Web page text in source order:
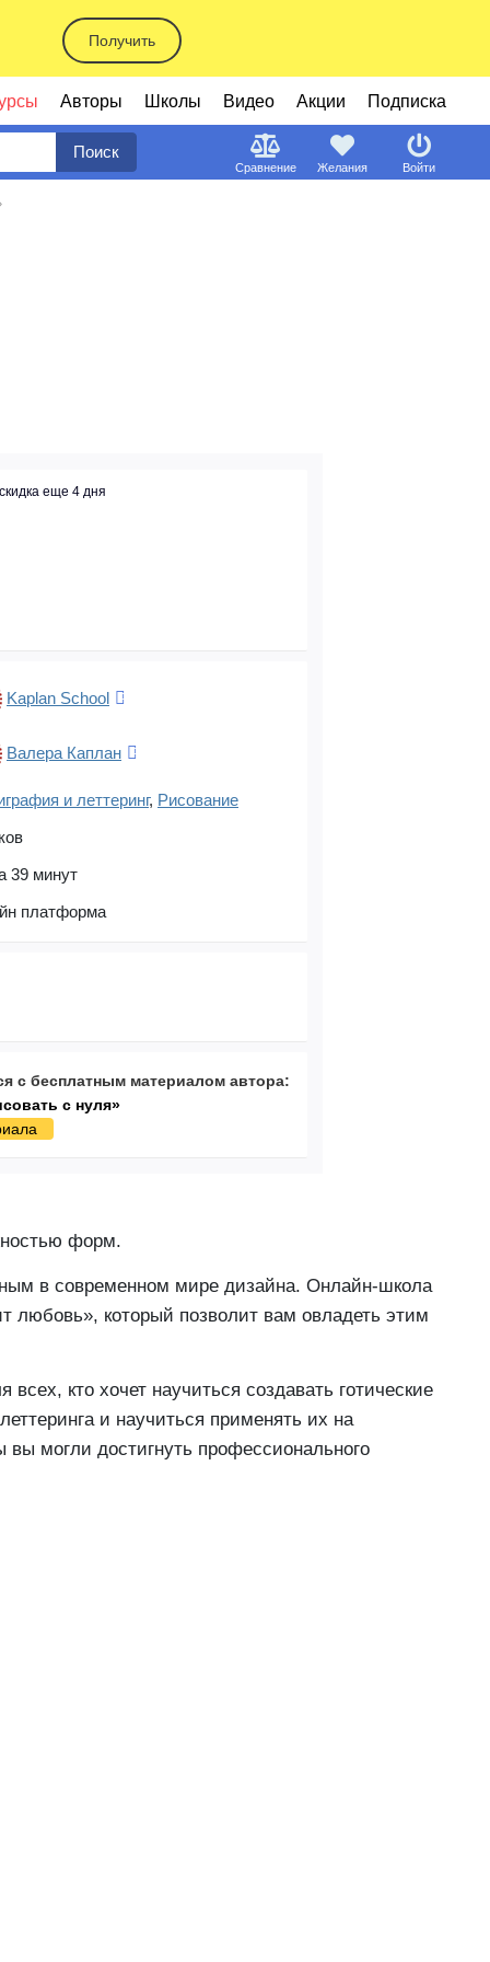
Получить
Авторы Школы Видео Акции Подписка
Поиск
Сравнение Желания Войти
скидка еще 4 дня
Kaplan School
Валера Каплан
и леттеринг, Рисование
39 минут
платформа
с бесплатным материалом автора:
с нуля»
форм.
в современном мире дизайна. Онлайн-школа
любовь», который позволит вам овладеть этим
кто хочет научиться создавать готические
и научиться применять их на
могли достигнуть профессионального